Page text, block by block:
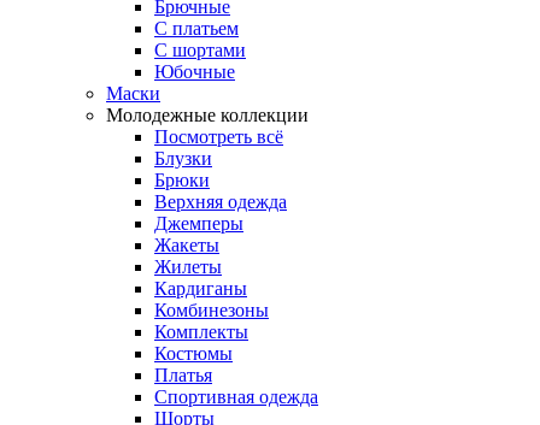
Брючные
С платьем
С шортами
Юбочные
Маски
Молодежные коллекции
Посмотреть всё
Блузки
Брюки
Верхняя одежда
Джемперы
Жакеты
Жилеты
Кардиганы
Комбинезоны
Комплекты
Костюмы
Платья
Спортивная одежда
Шорты